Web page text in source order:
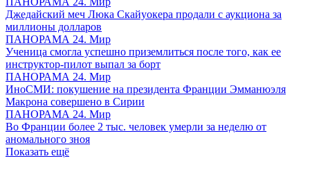
Джедайский меч Люка Скайуокера продали с аукциона за
миллионы долларов
ПАНОРАМА 24. Мир
Ученица смогла успешно приземлиться после того, как ее
инструктор-пилот выпал за борт
ПАНОРАМА 24. Мир
ИноСМИ: покушение на президента Франции Эмманюэля
Макрона совершено в Сирии
ПАНОРАМА 24. Мир
Во Франции более 2 тыс. человек умерли за неделю от
аномального зноя
Показать ещё